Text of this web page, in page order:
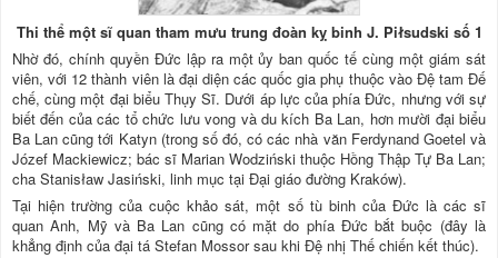
Thi thể một sĩ quan tham mưu trung đoàn kỵ binh J. Piłsudski số 1
Nhờ đó, chính quyền Đức lập ra một ủy ban quốc tế cùng một giám sát
viên, với 12 thành viên là đại diện các quốc gia phụ thuộc vào Đệ tam Đế
chế, cùng một đại biểu Thụy Sĩ. Dưới áp lực của phía Đức, nhưng với sự
biết đến của các tổ chức lưu vong và du kích Ba Lan, hơn mười đại biểu
Ba Lan cũng tới Katyn (trong số đó, có các nhà văn Ferdynand Goetel và
Józef Mackiewicz; bác sĩ Marian Wodziński thuộc Hồng Thập Tự Ba Lan;
cha Stanisław Jasiński, linh mục tại Đại giáo đường Kraków).
Tại hiện trường của cuộc khảo sát, một số tù binh của Đức là các sĩ
quan Anh, Mỹ và Ba Lan cũng có mặt do phía Đức bắt buộc (đây là
khẳng định của đại tá Stefan Mossor sau khi Đệ nhị Thế chiến kết thúc).